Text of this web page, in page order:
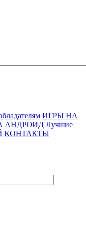
ИГРЫ НА
АНДРОИД Лучшие
КОНТАКТЫ